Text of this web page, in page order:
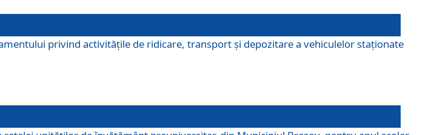
privind activitățile de ridicare, transport şi depozitare a vehiculelor staționate